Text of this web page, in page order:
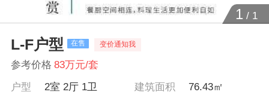
1 / 1
L-F户型 在售 变价通知我
参考价格 83万元/套
户型
2室 2厅 1卫 建筑面积
76.43㎡